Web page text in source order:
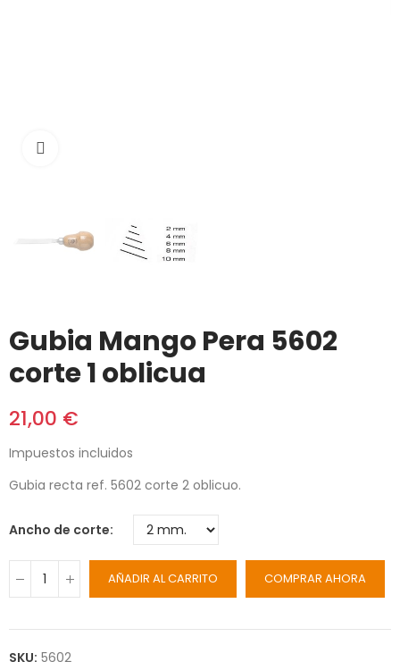
Gubia Mango Pera 5602
corte 1 oblicua
21,00 €
Impuestos incluidos
Gubia recta ref. 5602 corte 2 oblicuo.
Ancho de corte
AÑADIR AL CARRITO COMPRAR AHORA
SKU: 5602